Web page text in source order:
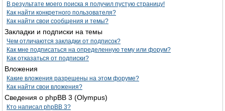
В результате моего поиска я получил пустую страницу!
Как найти конкретного пользователя?
Как найти свои сообщения и темы?
Закладки и подписки на темы
Чем отличаются закладки от подписок?
Как мне подписаться на определенную тему или форум?
Как отказаться от подписки?
Вложения
Какие вложения разрешены на этом форуме?
Как найти свои вложения?
Сведения о phpBB 3 (Olympus)
Кто написал phpBB 3?